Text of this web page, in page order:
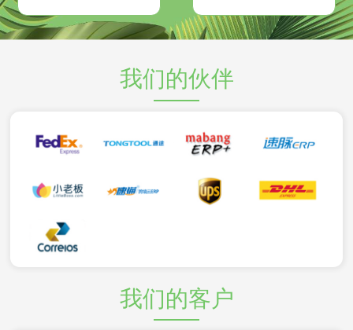
我们的伙伴
我们的客户